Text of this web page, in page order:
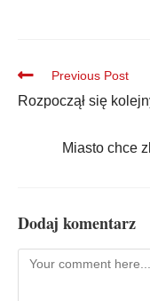
Previous Post
Rozpoczął się
Miasto chce
Dodaj komentarz